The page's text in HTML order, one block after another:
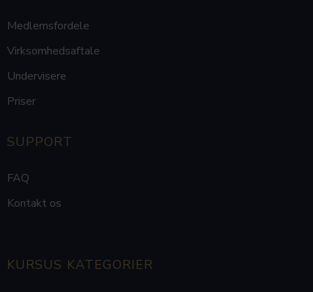
Medlemsfordele
Virksomhedsaftale
Undervisere
Priser
SUPPORT
FAQ
Kontakt os
KURSUS KATEGORIER